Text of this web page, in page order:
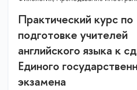
Практический курс по
подготовке учителей
английского языка к
Единого
экзамена